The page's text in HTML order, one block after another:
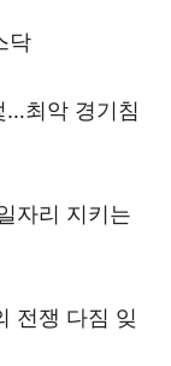
닥
…최악 경기침
자리 지키는
전쟁 다짐 잊